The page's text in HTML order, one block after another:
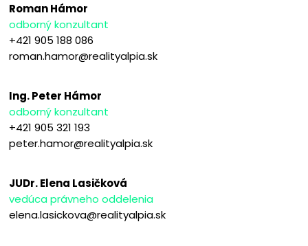
Roman Hámor
odborný konzultant
+421 905 188 086
roman.hamor@realityalpia.sk
Ing. Peter Hámor
odborný konzultant
+421 905 321 193
peter.hamor@realityalpia.sk
JUDr. Elena Lasičková
vedúca právneho oddelenia
elena.lasickova@realityalpia.sk